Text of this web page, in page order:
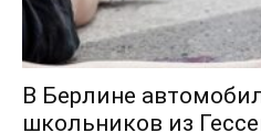
В Берлине
школьников из